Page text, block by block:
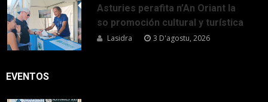
Asturies perafita n’An Oriant la
so promoción cultural y turística
Lasidra 3 D'agostu, 2026
EVENTOS